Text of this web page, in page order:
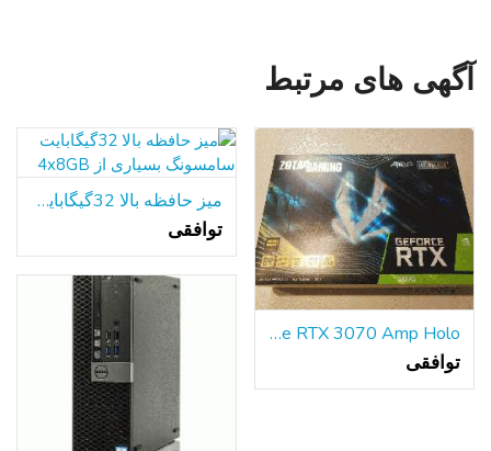
آگهی های مرتبط
ZOTAC GAMING GeForce RTX 3070 Amp Holo - جدید در جعبه
توافقی
میز حافظه بالا 32گیگابایت سامسونگ بسیاری از 4x8GB
توافقی